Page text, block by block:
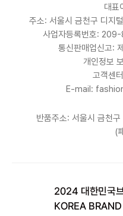
대표
주소: 서울시 금천구 디지
사업자등록번호:
통신판매업신고:
개인정보
고객센
E-mail:
반품주소: 서울시 금천
(